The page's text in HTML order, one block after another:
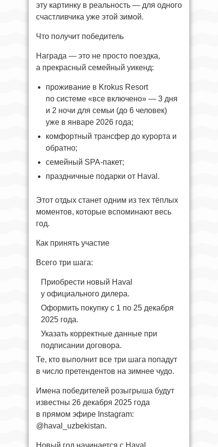
эту картинку в реальность — для одного
счастливчика уже этой зимой.
Что получит победитель
Награда — это не просто поездка,
а прекрасный семейный уикенд:
проживание в Krokus Resort
по системе «все включено» — 3 дня
и 2 ночи для семьи (до 6 человек)
уже в январе 2026 года;
комфортный трансфер до курорта и
обратно;
cемейный SPA-пакет;
праздничные подарки от Haval.
Этот отдых станет одним из тех тёплых
моментов, которые вспоминают весь
год.
Как принять участие
Всего три шага:
Приобрести новый Haval
у официального дилера.
Оформить покупку с 1 по 25 декабря
2025 года.
Указать корректные данные при
подписании договора.
Те, кто выполнит все три шага попадут
в число претендентов на зимнее чудо.
Имена победителей розыгрыша будут
известны 26 декабря 2025 года
в прямом эфире Instagram:
@haval_uzbekistan.
Новый год начинается с Haval.